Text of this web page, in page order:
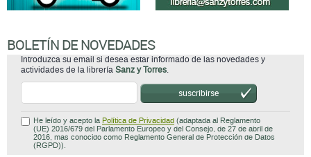
BOLETÍN DE NOVEDADES
Introduzca su email si desea estar informado de las novedades y
actividades de la librería Sanz y Torres.
suscribirse
He leído y acepto la Política de Privacidad (adaptada al Reglamento
(UE) 2016/679 del Parlamento Europeo y del Consejo, de 27 de abril de
2016, mas conocido como Reglamento General de Protección de Datos
(RGPD)).